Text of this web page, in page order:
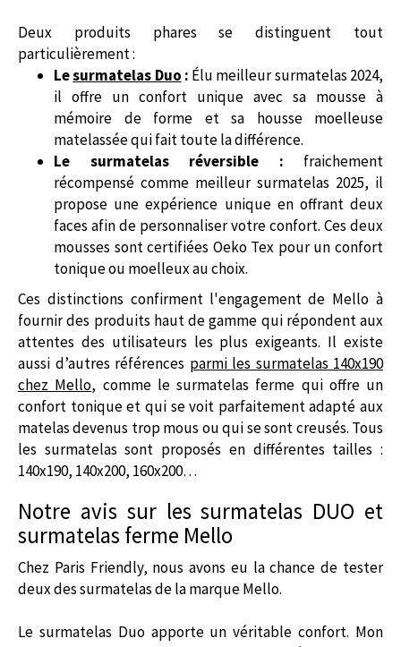
Deux produits phares se distinguent tout
particulièrement :
Lesurmatelas Duo : Élu meilleur surmatelas 2024,
il offre un confort unique avec sa mousse à
mémoire de forme et sa housse moelleuse
matelassée qui fait toute la différence.
Le surmatelas réversible : fraichement
récompensé comme meilleur surmatelas 2025, il
propose une expérience unique en offrant deux
faces afin de personnaliser votre confort. Ces deux
mousses sont certifiées Oeko Tex pour un confort
tonique ou moelleux au choix.
Ces distinctions confirment l'engagement de Mello à
fournir des produits haut de gamme qui répondent aux
attentes des utilisateurs les plus exigeants. Il existe
aussi d’autres références parmi les surmatelas 140x190
chez Mello, comme le surmatelas ferme qui offre un
confort tonique et qui se voit parfaitement adapté aux
matelas devenus trop mous ou qui se sont creusés. Tous
les surmatelas sont proposés en différentes tailles :
140x190, 140x200, 160x200…
Notre avis sur les surmatelas DUO et
surmatelas ferme Mello
Chez Paris Friendly, nous avons eu la chance de tester
deux des surmatelas de la marque Mello.
Le surmatelas Duo apporte un véritable confort. Mon